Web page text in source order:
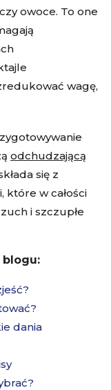
owoce. To one
wagę,
odchudzającą
się z
w całości
i szczupłe
blogu:
dania